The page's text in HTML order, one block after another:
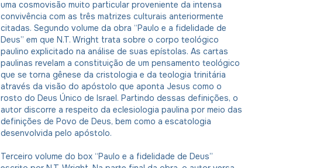
uma cosmovisão muito particular proveniente da intensa
convivência com as três matrizes culturais anteriormente
citadas. Segundo volume da obra “Paulo e a fidelidade de
Deus” em que N.T. Wright trata sobre o corpo teológico
paulino explicitado na análise de suas epístolas. As cartas
paulinas revelam a constituição de um pensamento teológico
que se torna gênese da cristologia e da teologia trinitária
através da visão do apóstolo que aponta Jesus como o
rosto do Deus Único de Israel. Partindo dessas definições, o
autor discorre a respeito da eclesiologia paulina por meio das
definições de Povo de Deus, bem como a escatologia
desenvolvida pelo apóstolo.
Terceiro volume do box “Paulo e a fidelidade de Deus”